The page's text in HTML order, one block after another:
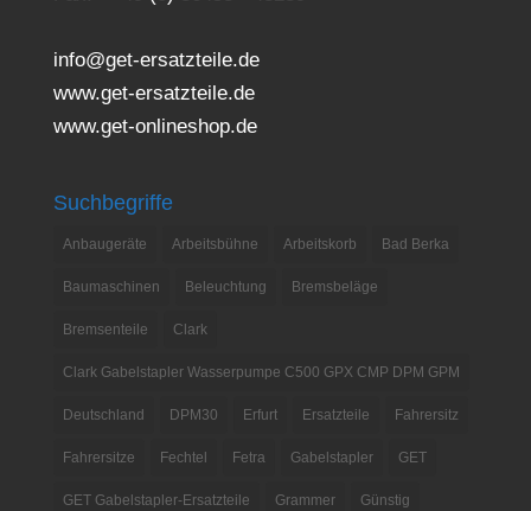
info@get-ersatzteile.de
www.get-ersatzteile.de
www.get-onlineshop.de
Suchbegriffe
Anbaugeräte Arbeitsbühne Arbeitskorb Bad Berka
Baumaschinen Beleuchtung Bremsbeläge
Bremsenteile Clark
Clark Gabelstapler Wasserpumpe C500 GPX CMP DPM GPM
Deutschland DPM30 Erfurt Ersatzteile Fahrersitz
Fahrersitze Fechtel Fetra Gabelstapler GET
GET Gabelstapler-Ersatzteile Grammer Günstig